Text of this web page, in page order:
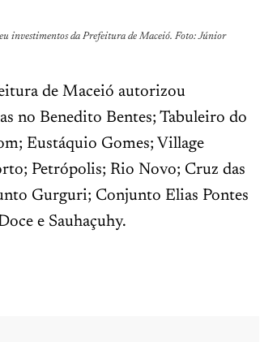
investimentos da Prefeitura de Maceió. Foto: Júnior
de Maceió autorizou
no Benedito Bentes; Tabuleiro do
Eustáquio Gomes; Village
Petrópolis; Rio Novo; Cruz das
Gurguri; Conjunto Elias Pontes
e Sauhaçuhy.